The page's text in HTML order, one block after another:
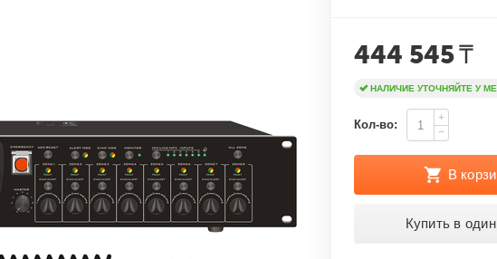
444 545₸
НАЛИЧИЕ УТОЧНЯЙТЕ У
Кол-во:
+
−
В
Купить в